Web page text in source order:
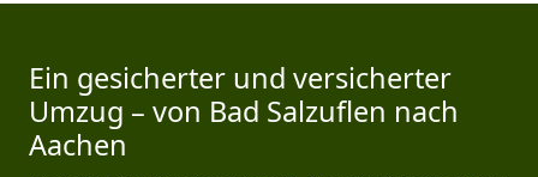
Ein gesicherter und versicherter
Umzug – von Bad Salzuflen nach
Aachen